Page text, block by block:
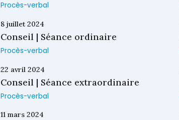
Procès-verbal
8 juillet 2024
Conseil | Séance ordinaire
Procès-verbal
22 avril 2024
Conseil | Séance extraordinaire
Procès-verbal
11 mars 2024